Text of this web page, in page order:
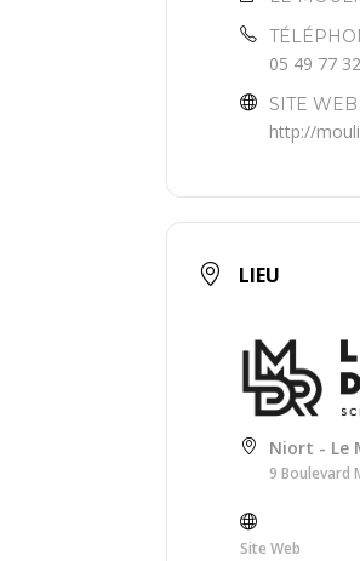
05 49 77
SITE WEB
http://
LIEU
Niort - Le
9 Boulevard
Site Web